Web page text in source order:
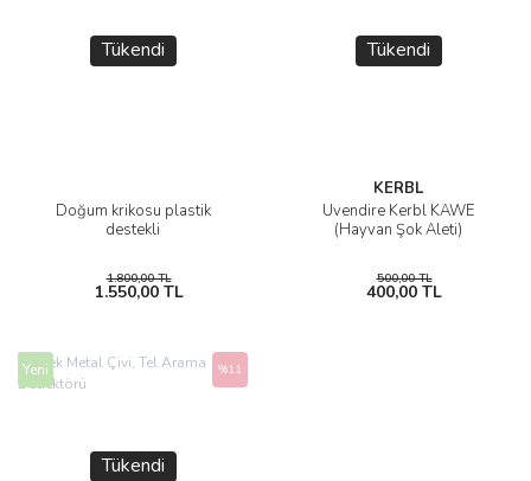
Tükendi
Doğum krikosu plastik
destekli
1.800,00 TL
1.550,00 TL
Tükendi
KERBL
Üvendire Kerbl KAWE
(Hayvan Şok Aleti)
500,00 TL
400,00 TL
Yeni
Tükendi
%11